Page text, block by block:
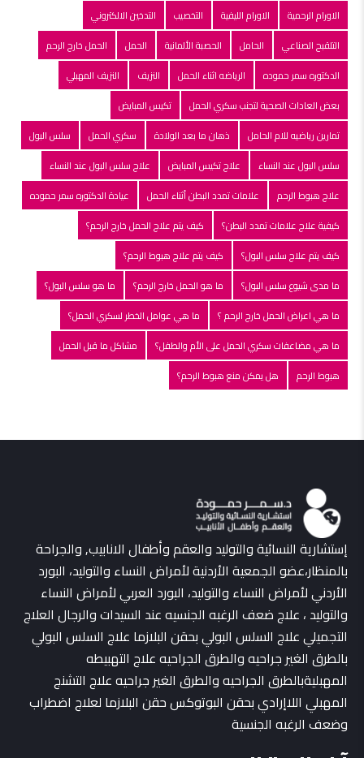
الاورام الرحمية
الاورام الليفية التخصيب
التدخين الالكتروني
التلقبح الصناعي
الحامل الحصبة الألمانية الحمل
الحمل خارج الرحم
الدكتوره سمر حموده
الرياضه اثناء الحمل النزيف
النزيف المهبلي
بعض العادات الصحية لتجنب سكري الحمل
تكيس المبايض
تمارين رياضيه للام الحامل
ذهان ما بعد الولادة سكري الحمل
سلس البول
سلس البول عند النساء
علاج تكيس المبايض
علاج سلس البول عند النساء
علاج هبوط الرحم
علامات تمدد البطن أثناء الحمل
عيادة الدكتوره سمر حموده
كيفية علاج علامات تمدد البطن؟
كيف يتم علاج الحمل خارج الرحم؟
كيف يتم علاج سلس البول؟
كيف يتم علاج هبوط الرحم؟
ما مدى شيوع سلس البول؟
ما هو الحمل خارج الرحم؟
ما هو سلس البول؟
ما هي اعراض الحمل خارج الرحم ؟
ما هي عوامل الخطر لسكري الحمل؟
ما هي مضاعفات سكري الحمل على الأم والطفل؟
مشاكل ما قبل الحمل
هبوط الرحم
هل يمكن منع هبوط الرحم؟
إستشارية النسائية والتوليد والعقم وأطفال الانابيب, والجراحة
بالمنظار،عضو الجمعية الأردنية لأمراض النساء والتوليد، البورد
الأردني لأمراض النساء والتوليد، البورد العربي لأمراض النساء
والتوليد ، علاج ضعف الرغبه الجنسيه عند السيدات والرجال العلاج
التجميلي علاج السلس البولي بحقن البلازما علاج السلس البولي
بالطرق الغير جراحيه والطرق الجراحيه علاج التهبيطه
المهبليةبالطرق الجراحيه والطرق الغير جراحيه علاج التشنج
المهبلي اللاإرادي بحقن البوتوكس حقن البلازما لعلاج اضطراب
وضعف الرغبه الجنسية